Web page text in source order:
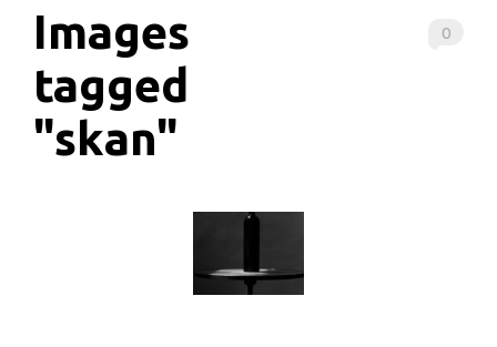
0
Images
tagged
"skan"